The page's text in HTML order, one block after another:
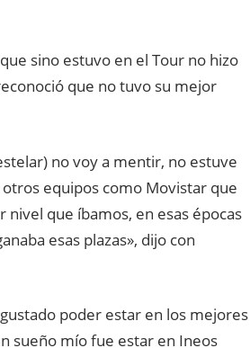
sino estuvo en el Tour no hizo
que no tuvo su mejor
no voy a mentir, no estuve
equipos como Movistar que
que íbamos, en esas épocas
esas plazas», dijo con
poder estar en los mejores
sueño mío fue estar en Ineos